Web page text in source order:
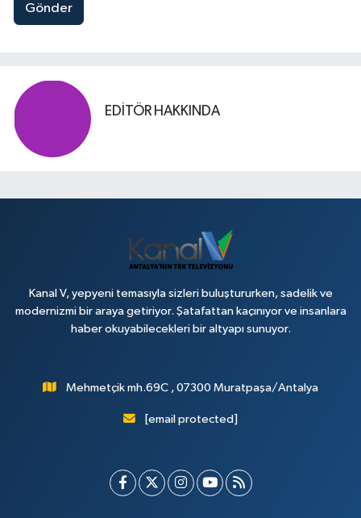
Gönder
EDITÖR HAKKINDA
Kanal V, yepyeni temasıyla sizleri buluştururken, sadelik ve
modernizmi bir araya getiriyor. Şatafattan kaçınıyor ve insanlara
haber okuyabilecekleri bir altyapı sunuyor.
Mehmetçik mh.69C , 07300 Muratpaşa/Antalya
[email protected]